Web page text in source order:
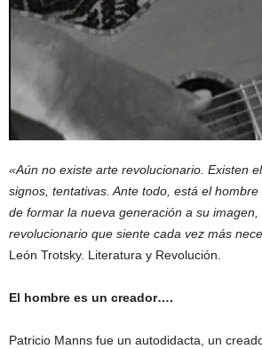
«Aún no existe arte revolucionario. Existen
signos, tentativas. Ante todo, está el
de formar la nueva generación a su
revolucionario que siente cada vez más
León Trotsky. Literatura y Revolución.
El hombre es un creador….
Patricio Manns fue un autodidacta, un